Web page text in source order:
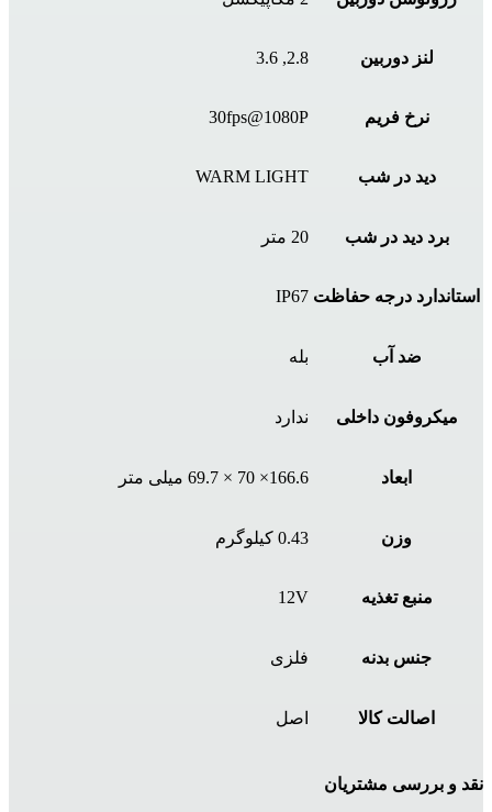
لنز دوربین 2.8, 3.6
نرخ فریم 30fps@1080P
دید در شب WARM LIGHT
برد دید در شب 20 متر
استاندارد درجه حفاظت IP67
ضد آب بله
میکروفون داخلی ندارد
ابعاد 166.6× 70 × 69.7 میلی متر
وزن 0.43 کیلوگرم
منبع تغذیه 12V
جنس بدنه فلزی
اصالت کالا اصل
نقد و بررسی مشتریان